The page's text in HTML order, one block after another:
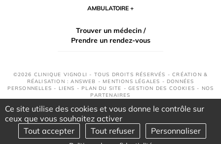
AMBULATOIRE
Trouver un médecin /
Prendre un rendez-vous
©2026 CLINIQUE VIGNOLI - TOUS DROITS RÉSERVÉS - CRÉATION &
RÉALISATION : ANSWEB - MENTIONS LÉGALES - DONNÉES
PERSONNELLES - LIENS - PLAN DU SITE -GESTION DES COOKIES - NOS
PARTENAIRES
Ce site utilise des cookies et vous donne le contrôle sur
ceux que vous souhaitez activer
Tout accepter
Tout refuser Personnaliser